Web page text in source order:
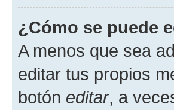
¿Cómo se puede
A menos que sea
editar tus propios
botón editar, a